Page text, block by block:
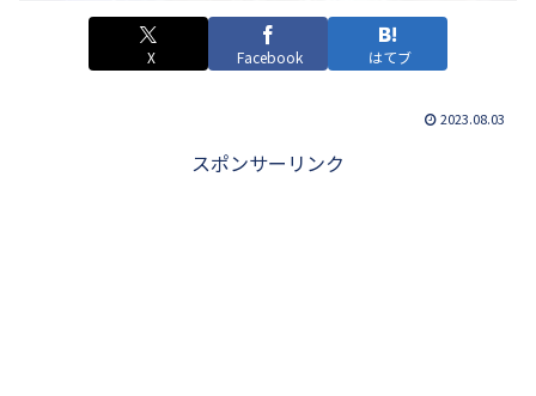
X Facebook はてブ
2023.08.03
スポンサーリンク